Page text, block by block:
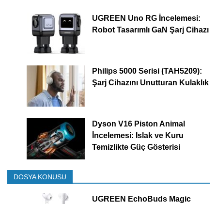
UGREEN Uno RG İncelemesi:
Robot Tasarımlı GaN Şarj Cihazı
Philips 5000 Serisi (TAH5209):
Şarj Cihazını Unutturan Kulaklık
Dyson V16 Piston Animal
İncelemesi: Islak ve Kuru
Temizlikte Güç Gösterisi
DOSYA KONUSU
UGREEN EchoBuds Magic